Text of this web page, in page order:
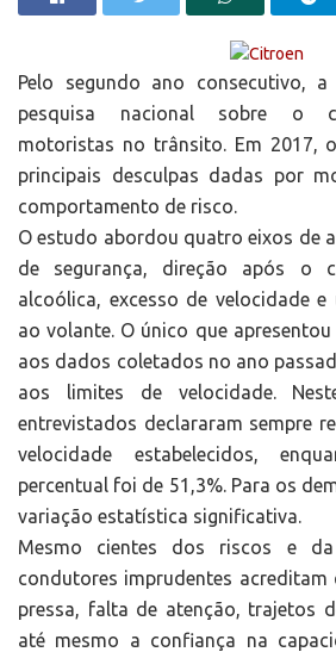
Pelo segundo ano consecutivo,
pesquisa nacional sobre o
motoristas no trânsito. Em 2017,
principais desculpas dadas por
comportamento de risco.
O estudo abordou quatro eixos de
de segurança, direção após o
alcoólica, excesso de velocidade
ao volante. O único que
aos dados coletados no ano
aos limites de velocidade.
entrevistados declararam sempre
velocidade estabelecidos,
percentual foi de 51,3%. Para os
variação estatística significativa.
Mesmo cientes dos riscos e da
condutores imprudentes acreditam
pressa, falta de atenção, trajetos
até mesmo a confiança na